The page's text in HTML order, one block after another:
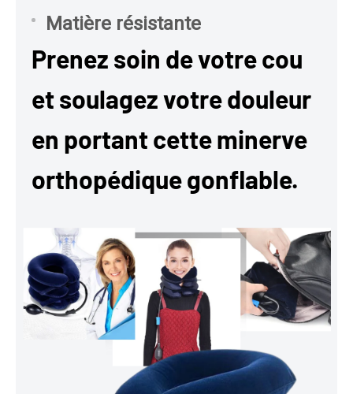
Matière résistante
Prenez soin de votre cou
et soulagez votre douleur
en portant cette minerve
orthopédique gonflable.